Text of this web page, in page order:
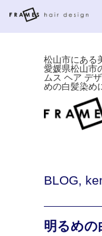
松山市にある
愛媛県松山市
ムス ヘア デ
めの白髪染め
BLOG,
明るめの